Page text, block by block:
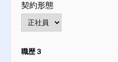
契約形態
職歴３